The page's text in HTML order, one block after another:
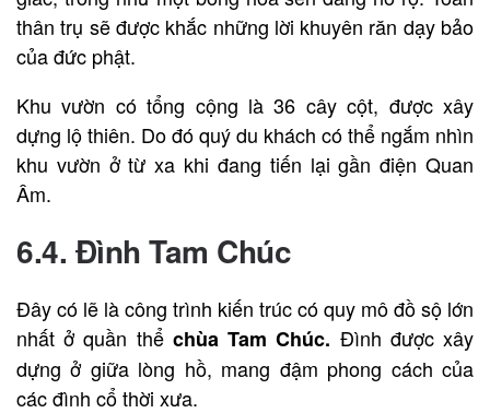
thân trụ sẽ được khắc những lời khuyên răn dạy bảo
của đức phật.
Khu vườn có tổng cộng là 36 cây cột, được xây
dựng lộ thiên. Do đó quý du khách có thể ngắm nhìn
khu vườn ở từ xa khi đang tiến lại gần điện Quan
Âm.
6.4. Đình Tam Chúc
Đây có lẽ là công trình kiến trúc có quy mô đồ sộ lớn
nhất ở quần thể chùa Tam Chúc. Đình được xây
dựng ở giữa lòng hồ, mang đậm phong cách của
các đình cổ thời xưa.